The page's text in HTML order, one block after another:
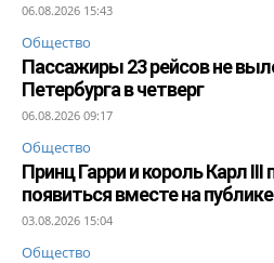
06.08.2026 15:43
Общество
Пассажиры 23 рейсов не
Петербурга в четверг
06.08.2026 09:17
Общество
Принц Гарри и король Карл
появиться вместе на публике
03.08.2026 15:04
Общество